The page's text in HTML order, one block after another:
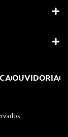
OUVIDORIA